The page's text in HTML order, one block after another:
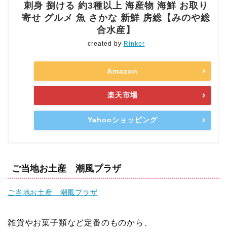
刺身 捌ける 約3種以上 海産物 海鮮 お取り
寄せ グルメ 魚 さかな 新鮮 房総【みのや総
合水産】
created by Rinker
Amazon
楽天市場
Yahooショッピング
ご当地お土産 潮風プラザ
ご当地お土産 潮風プラザ
雑貨やお菓子類など定番のものから、